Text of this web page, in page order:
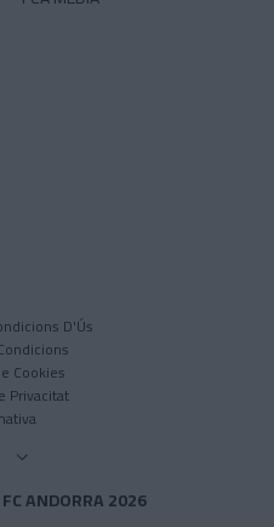
D'Ús
Cookies
Privacitat
ANDORRA 2026